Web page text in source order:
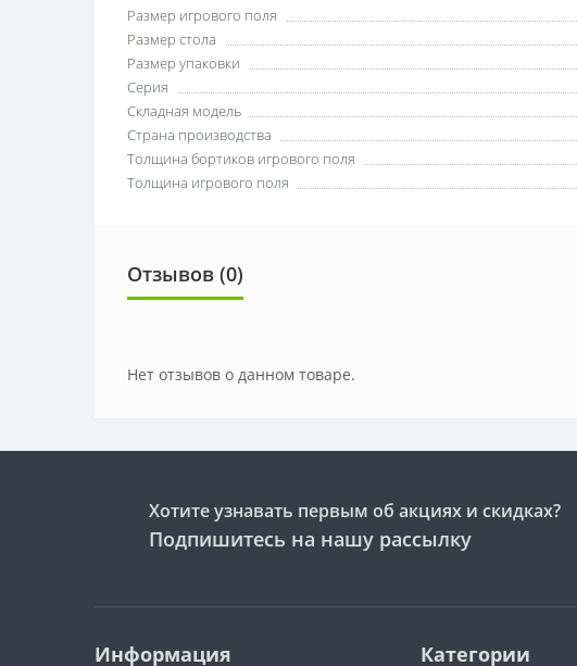
Размер игрового поля
Размер стола
Размер упаковки
Серия
Складная модель
Страна производства
Толщина бортиков игрового поля
Толщина игрового поля
Отзывов (0)
Нет отзывов о данном товаре.
Хотите узнавать первым об акциях и скидках?
Подпишитесь на нашу рассылку
Информация Категории